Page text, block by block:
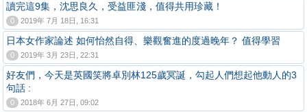
讀完這9集，沈思良久，受益匪淺，值得共用珍藏！
0 2019年 7月 18日, 16:31
日本女作家論述 如何怡然自得、樂觀奮進的度過晚年？ 值得學習
0 2019年 3月 23日, 22:31
好友們，今天是英國笑將卓別林125歲冥誕，勾起人們想起他動人的3
句話 :
0 2018年 6月 27日, 09:02